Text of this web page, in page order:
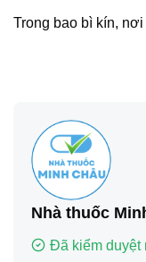
Trong bao bì kín,
Nhà thuốc
Đã kiểm duyệt